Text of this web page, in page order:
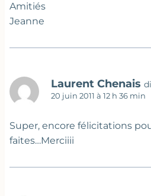
Amitiés
Jeanne
Laurent Chenais
20 juin 2011 à 12 h 36 min
Super, encore félicitations
faites…Merciiii